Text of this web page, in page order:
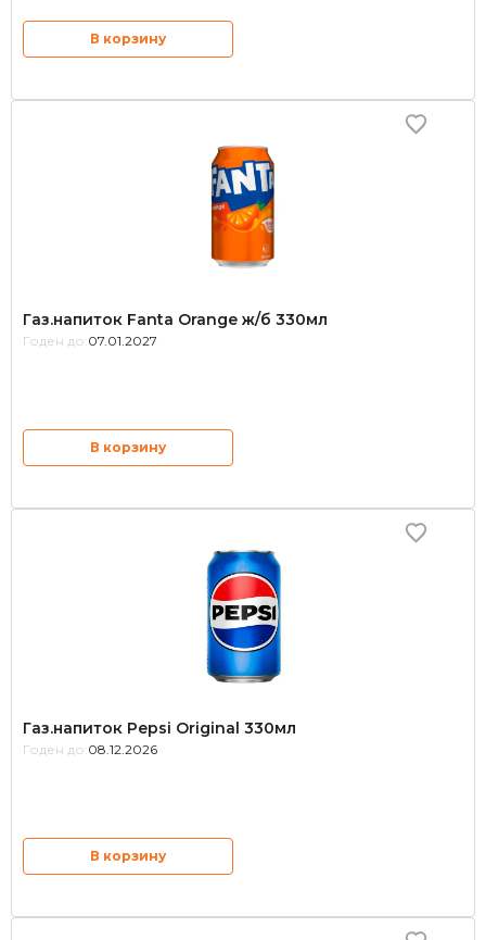
В корзину
Газ.напиток Fanta Orange ж/б 330мл
Годен до: 07.01.2027
В корзину
Газ.напиток Pepsi Original 330мл
Годен до: 08.12.2026
В корзину